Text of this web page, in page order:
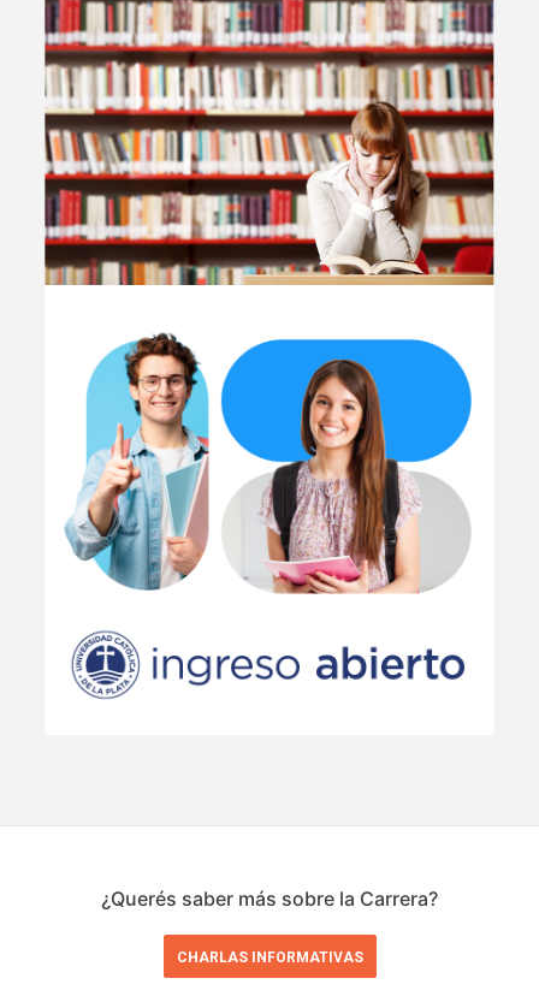
¿Querés saber más sobre la Carrera?
CHARLAS INFORMATIVAS